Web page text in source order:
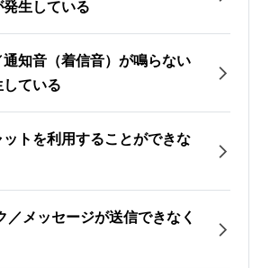
生している
知音（着信音）が鳴らない
ている
トを利用することができな
メッセージが送信できなく